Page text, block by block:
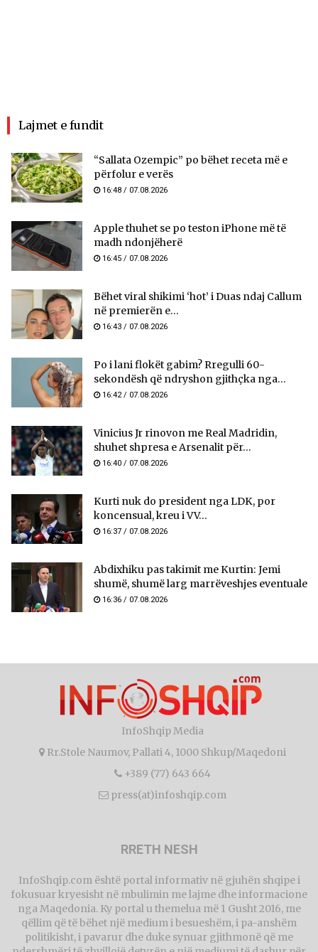
Lajmet e fundit
“Sallata Ozempic” po bëhet receta më e
përfolur e verës
16:48 / 07.08.2026
Apple thuhet se po teston iPhone më të
madh ndonjëherë
16:45 / 07.08.2026
Bëhet viral shikimi ‘hot’ i Duas ndaj Callum
në premierën e...
16:43 / 07.08.2026
Po i lani flokët gabim? Rregulli 60-
sekondësh që ndryshon gjithçka nga...
16:42 / 07.08.2026
Vinicius Jr rinovon me Real Madridin,
shuhet shpresa e Arsenalit për...
16:40 / 07.08.2026
Kurti nuk do president nga LDK, por
koncensual, kreu i VV...
16:37 / 07.08.2026
Abdixhiku pas takimit me Kurtin: Jemi
shumë, shumë larg marrëveshjes eventuale
16:36 / 07.08.2026
InfoShqip Media
Rr.Stole Naumov, Pallati 4, 1000 Shkup/Maqedoni
+389 (77) 643 664
press(at)infoshqip.com
RRETH NESH
InfoShqip.com është portal informativ në gjuhën shqipe i
fokusuar kryesisht në mbulimin me lajme dhe informacione
nga Maqedonia. Ky portal u themelua më 1 Gusht 2016, me
qëllim që të bëhet një medium i besueshëm, i pa-anshëm
politikisht, i pavarur dhe duke synuar gjithmonë që me